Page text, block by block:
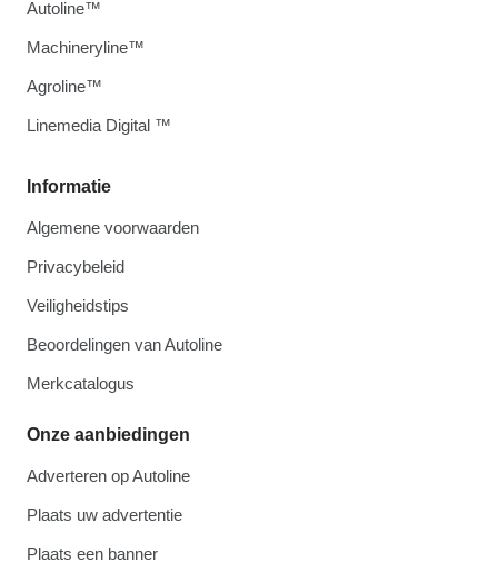
Informatie
Algemene voorwaarden
Privacybeleid
Veiligheidstips
Beoordelingen van Autoline
Merkcatalogus
Onze aanbiedingen
Adverteren op Autoline
Plaats uw advertentie
Plaats een banner
Autoline™
Machineryline™
Agroline™
Linemedia Digital ™